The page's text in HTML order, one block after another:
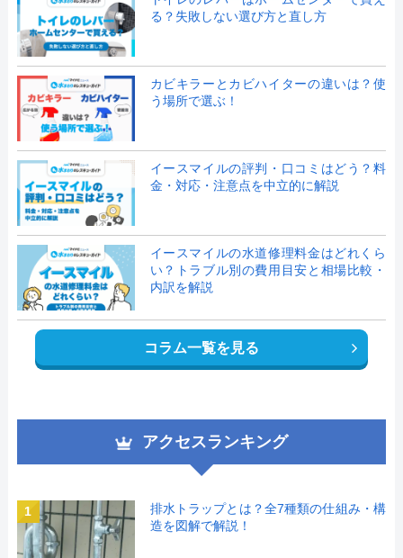
る？失敗しない選び方と直し方
カビキラーとカビハイターの違いは？使
う場所で選ぶ！
イースマイルの評判・口コミはどう？料
金・対応・注意点を中立的に解説
イースマイルの水道修理料金はどれくら
い？トラブル別の費用目安と相場比較・
内訳を解説
コラム一覧を見る
アクセスランキング
1
排水トラップとは？全7種類の仕組み・構
造を図解で解説！